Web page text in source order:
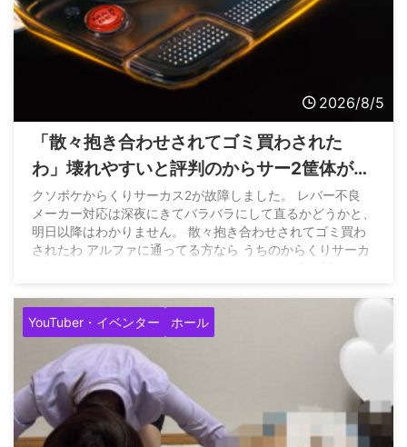
2026/8/5
「散々抱き合わせされてゴミ買わされた
わ」壊れやすいと評判のからサー2筐体がレ
バー不良になって問合せたホールさんの悲
痛な声
クソボケからくりサーカス2が故障しました。 レバー不良
メーカー対応は深夜にきてバラバラにして直るかどうかと、
明日以降はわかりません。 散々抱き合わせされてゴミ買わ
されたわ アルファに通ってる方なら うちのからくりサーカ
店アルファ店長 (@coco_alpha777) August 4, 2026
YouTuber・イベンター ホール